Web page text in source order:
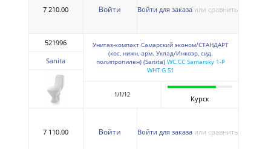
7 210.00 Войти Войти для заказа или сравнить
521996
Sanita
Унитаз-компакт Самарский эконом/СТАНДАРТ
(кос, нижн, арм. Уклад/Инкоэр, сид.
полипропилен) (Sanita) WC.CC Samarsky 1-P
WHT.G S1
1/1/12 Курск
7 110.00 Войти Войти для заказа или сравнить